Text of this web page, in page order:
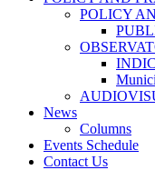
POLICY
News
Columns
Events Schedule
Contact Us